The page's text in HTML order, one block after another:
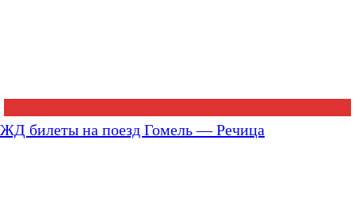
ЖД билеты на поезд Гомель — Речица